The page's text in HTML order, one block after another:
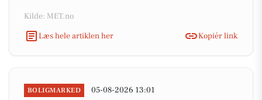
Kilde: MET.no
Læs hele artiklen her
Kopiér link
BOLIGMARKED 05-08-2026 13:01